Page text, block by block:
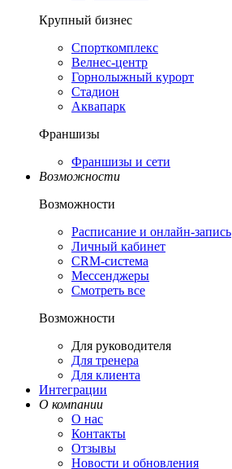
Крупный бизнес
Спорткомплекс
Велнес-центр
Горнолыжный курорт
Стадион
Аквапарк
Франшизы
Франшизы и сети
Возможности
Возможности
Расписание и онлайн-запись
Личный кабинет
CRM-система
Мессенджеры
Смотреть все
Возможности
Для руководителя
Для тренера
Для клиента
Интеграции
О компании
О нас
Контакты
Отзывы
Новости и обновления